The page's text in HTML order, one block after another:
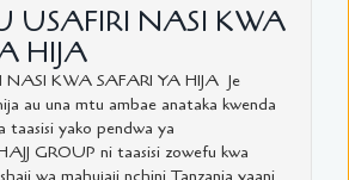
USAFIRI NASI KWA
HIJA
NASI KWA SAFARI YA HIJA Je
au una mtu ambae anataka kwenda
taasisi yako pendwa ya
GROUP ni taasisi zowefu kwa